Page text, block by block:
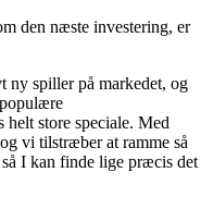
den næste investering, er
ny spiller på markedet, og
helt store speciale. Med
vi tilstræber at ramme så
I kan finde lige præcis